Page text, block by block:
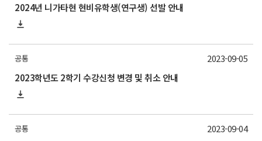
2024년 니가타현 현비유학생(연구생) 선발 안내
공통
2023학년도 2학기 수강신청 변경 및 취소 안내
2023-09-05
공통 2023-09-04